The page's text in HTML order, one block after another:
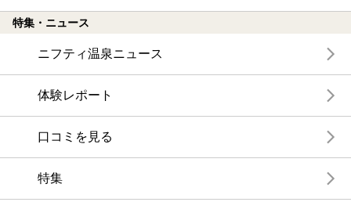
特集・ニュース
ニフティ温泉ニュース
体験レポート
口コミを見る
特集